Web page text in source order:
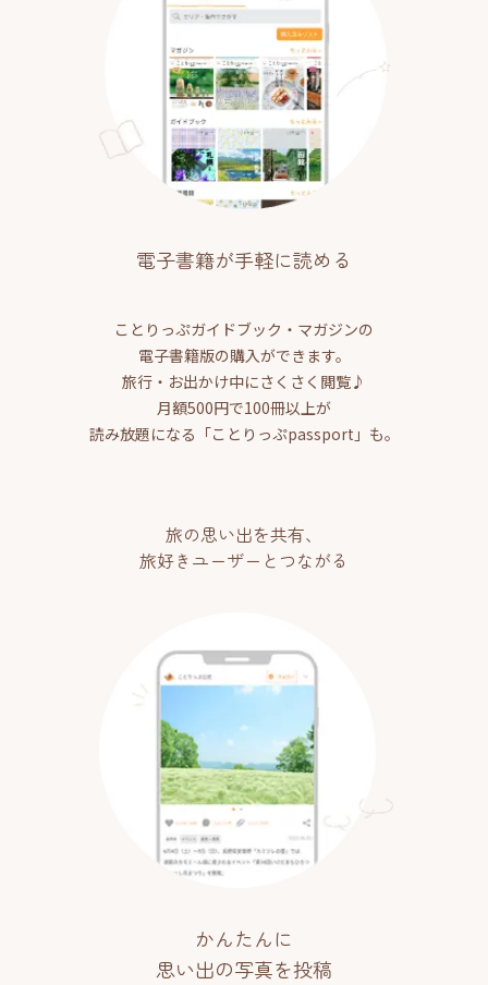
電子書籍が手軽に読める
ことりっぷガイドブック・マガジンの
電子書籍版の購入ができます。
旅行・お出かけ中にさくさく閲覧♪
月額500円で100冊以上が
読み放題になる「ことりっぷpassport」も。
旅の思い出を共有、
旅好きユーザーとつながる
かんたんに
思い出の写真を投稿